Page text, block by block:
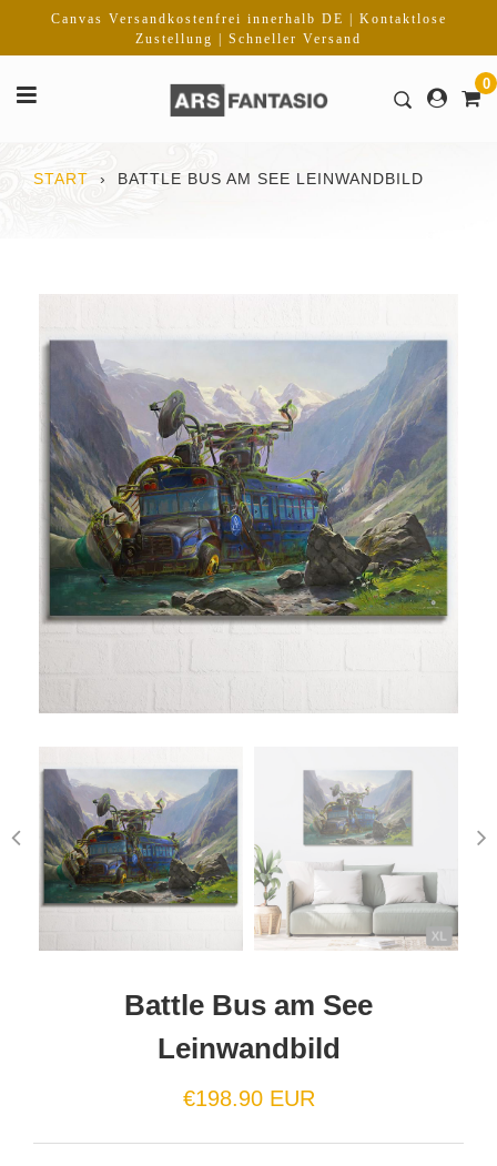
Inhalt
Canvas Versandkostenfrei innerhalb DE | Kontaktlose
Zustellung | Schneller Versand
0
START › BATTLE BUS AM SEE LEINWANDBILD
Battle Bus am See
Leinwandbild
€198.90 EUR